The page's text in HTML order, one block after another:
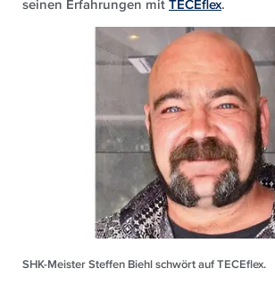
seinen Erfahrungen mitTECEflex.
SHK-Meister Steffen Biehl schwört auf TECEflex.